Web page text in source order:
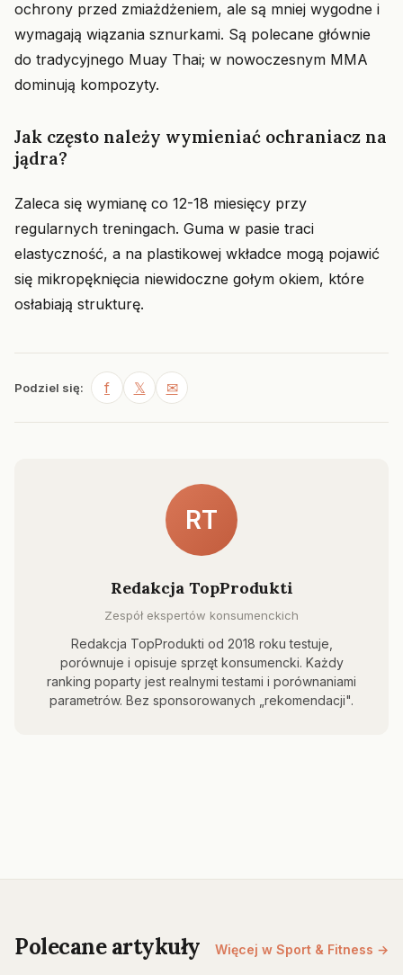
ochrony przed zmiażdżeniem, ale są mniej wygodne i
wymagają wiązania sznurkami. Są polecane głównie
do tradycyjnego Muay Thai; w nowoczesnym MMA
dominują kompozyty.
Jak często należy wymieniać ochraniacz na
jądra?
Zaleca się wymianę co 12-18 miesięcy przy
regularnych treningach. Guma w pasie traci
elastyczność, a na plastikowej wkładce mogą pojawić
się mikropęknięcia niewidoczne gołym okiem, które
osłabiają strukturę.
Podziel się: f 𝕏 ✉
RT
Redakcja TopProdukti
Zespół ekspertów konsumenckich
Redakcja TopProdukti od 2018 roku testuje,
porównuje i opisuje sprzęt konsumencki. Każdy
ranking poparty jest realnymi testami i porównaniami
parametrów. Bez sponsorowanych „rekomendacji".
Polecane artykuły Więcej w Sport & Fitness →